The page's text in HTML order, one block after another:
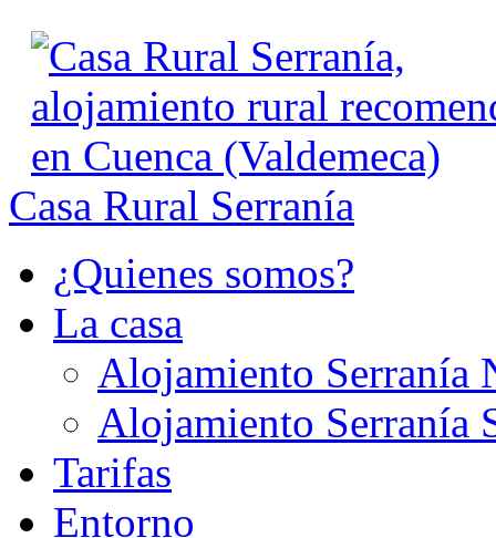
Casa Rural Serranía
¿Quienes somos?
La casa
Alojamiento Serranía
Alojamiento Serranía
Tarifas
Entorno